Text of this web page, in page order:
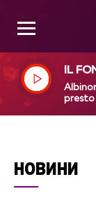
IL
presto
НОВИНИ